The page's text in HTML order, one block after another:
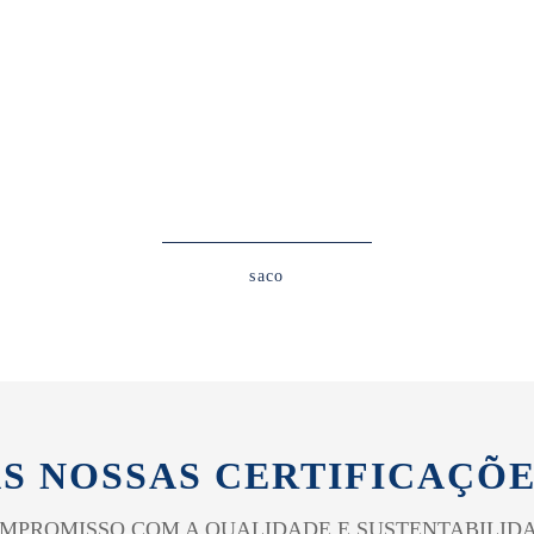
saco
NOSSAS
COM A QUALIDADE E